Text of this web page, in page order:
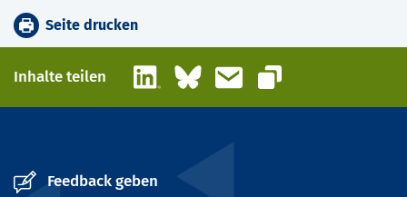
Seite drucken
Inhalte teilen LinkedInBlueskyE-Mail
Link kopieren
Feedback geben